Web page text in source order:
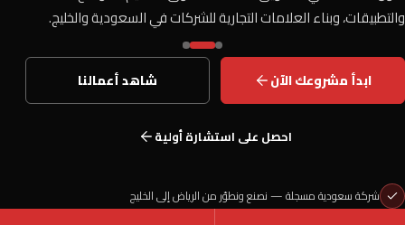
والتطبيقات، وبناء العلامات التجارية للشركات في السعودية والخليج.
ابدأ مشروعك الآن شاهد أعمالنا
احصل على استشارة أولية
شركة سعودية مسجلة — نصنع ونطوّر من الرياض إلى الخليج